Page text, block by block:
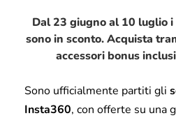
Dal 23 giugno al 10 luglio
sono in sconto. Acquista
accessori bonus
Sono ufficialmente partiti gli
Insta360, con offerte su una